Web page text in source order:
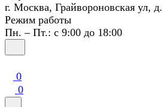
г. Москва, Грайвороновская ул,
Режим работы
Пн. – Пт.: с 9:00 до 18:00
0
0